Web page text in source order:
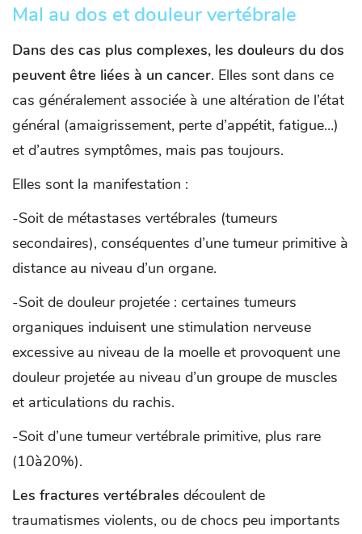
Mal au dos et douleur vertébrale
Dans des cas plus complexes, les douleurs du dos
peuvent être liées à un cancer. Elles sont dans ce
cas généralement associée à une altération de l’état
général (amaigrissement, perte d’appétit, fatigue…)
et d’autres symptômes, mais pas toujours.
Elles sont la manifestation :
-Soit de métastases vertébrales (tumeurs
secondaires), conséquentes d’une tumeur primitive à
distance au niveau d’un organe.
-Soit de douleur projetée : certaines tumeurs
organiques induisent une stimulation nerveuse
excessive au niveau de la moelle et provoquent une
douleur projetée au niveau d’un groupe de muscles
et articulations du rachis.
-Soit d’une tumeur vertébrale primitive, plus rare
(10à20%).
Les fractures vertébrales découlent de
traumatismes violents, ou de chocs peu importants